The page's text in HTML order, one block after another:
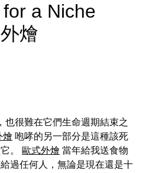
a Niche
燴
也很難在它們生命週期結束之
燴 咆哮的另一部分是這種該死
。
歐式外燴 當年給我送食物
過任何人，無論是現在還是十